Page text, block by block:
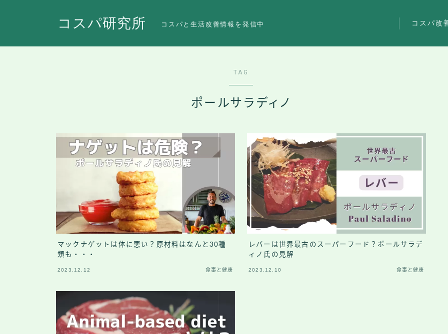
コスパ研究所 コスパと生活改善情報を発信中 コスパ改
TAG
ポールサラディノ
マックナゲットは体に悪い？原材料はなんと30種
類も・・・
2023.12.12 食事と健康
レバーは世界最古のスーパーフード？ポールサラデ
ィノ氏の見解
2023.12.10 食事と健康